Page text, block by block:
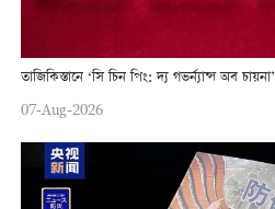
তাজিকিস্তানে ‘সি চিন পিং: দ্য গভর্ন্যান্স অব
07-Aug-2026